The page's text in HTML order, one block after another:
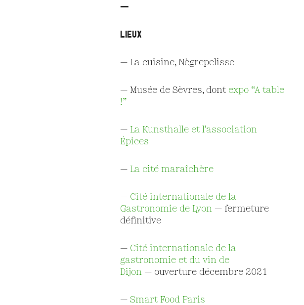
—
LIEUX
— La cuisine, Nègrepelisse
— Musée de Sèvres, dont expo “A table
!”
— La Kunsthalle et l’association
Épices
— La cité maraîchère
— ​ Cité internationale de la
Gastronomie de Lyon— fermeture
définitive
— Cité internationale de la
gastronomie et du vin de
Dijon— ouverture décembre 2021
— Smart Food Paris